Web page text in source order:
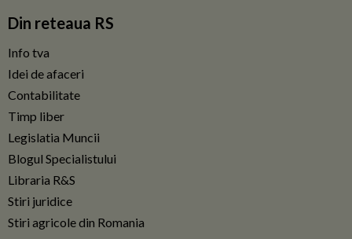
Din reteaua RS
Info tva
Idei de afaceri
Contabilitate
Timp liber
Legislatia Muncii
Blogul Specialistului
Libraria R&S
Stiri juridice
Stiri agricole din Romania